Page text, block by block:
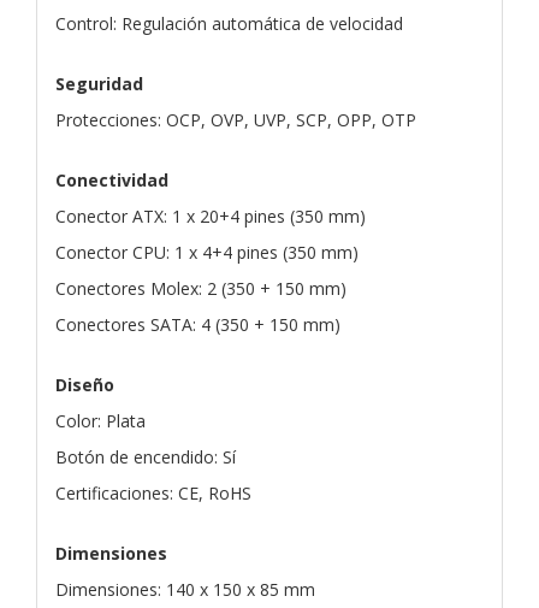
Control: Regulación automática de velocidad
Seguridad
Protecciones: OCP, OVP, UVP, SCP, OPP, OTP
Conectividad
Conector ATX: 1 x 20+4 pines (350 mm)
Conector CPU: 1 x 4+4 pines (350 mm)
Conectores Molex: 2 (350 + 150 mm)
Conectores SATA: 4 (350 + 150 mm)
Diseño
Color: Plata
Botón de encendido: Sí
Certificaciones: CE, RoHS
Dimensiones
Dimensiones: 140 x 150 x 85 mm